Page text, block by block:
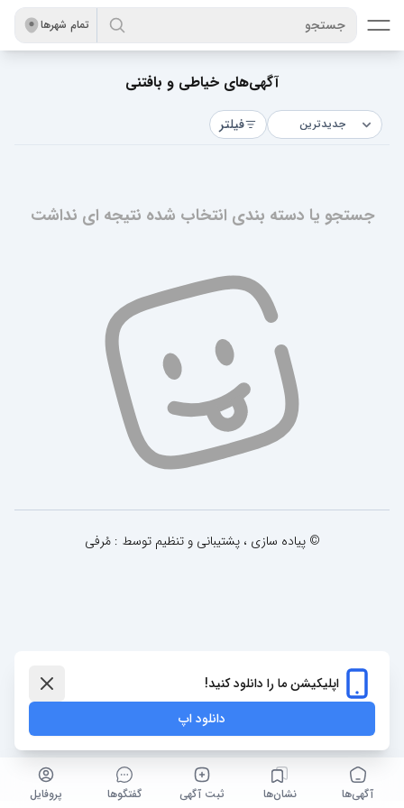
تمام شهر‌ها جستجو
آگهی‌های خیاطی و بافتنی
فیلتر
جستجو یا دسته بندی انتخاب شده نتیجه ای نداشت
© پیاده سازی ، پشتیبانی و تنظیم توسط : مُرفی
آگهی‌ها نشان‌ها ثبت آگهی گفتگو‌ها پروفایل
اپلیکیشن ما را دانلود کنید!
دانلود اپ